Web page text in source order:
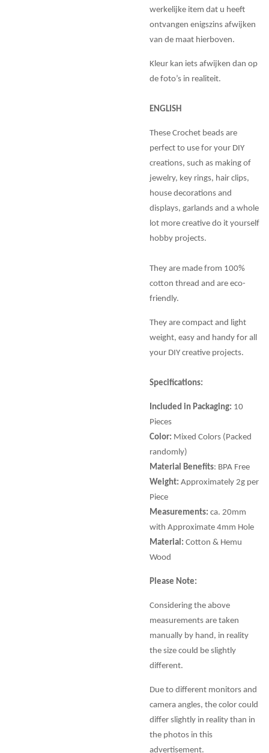
werkelijke item dat u heeft
ontvangen enigszins afwijken
van de maat hierboven.
Kleur kan iets afwijken dan op
de foto’s in realiteit.
ENGLISH
These Crochet beads are
perfect to use for your DIY
creations, such as making of
jewelry, key rings, hair clips,
house decorations and
displays, garlands and a whole
lot more creative do it yourself
hobby projects.
They are made from 100%
cotton thread and are eco-
friendly.
They are compact and light
weight, easy and handy for all
your DIY creative projects.
Specifications:
Included in Packaging: 10
Pieces
Color: Mixed Colors (Packed
randomly)
Material Benefits: BPA Free
Weight: Approximately 2g per
Piece
Measurements: ca. 20mm
with Approximate 4mm Hole
Material: Cotton & Hemu
Wood
Please Note:
Considering the above
measurements are taken
manually by hand, in reality
the size could be slightly
different.
Due to different monitors and
camera angles, the color could
differ slightly in reality than in
the photos in this
advertisement.